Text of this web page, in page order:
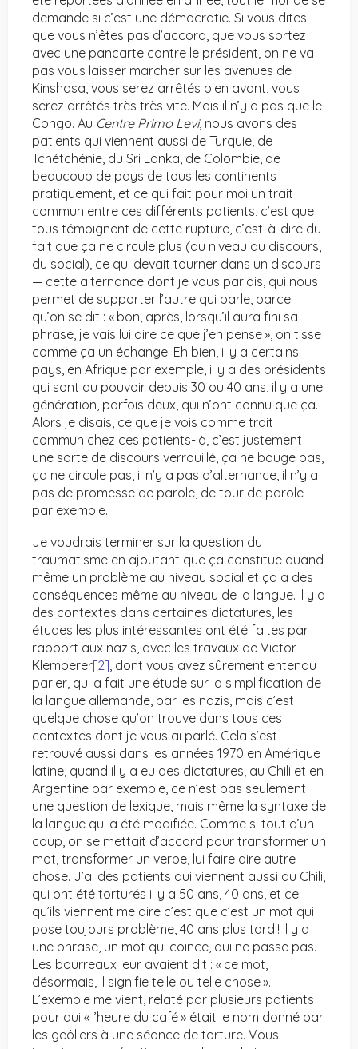
demande si c’est une démocratie. Si vous dites
que vous n’êtes pas d’accord, que vous sortez
avec une pancarte contre le président, on ne va
pas vous laisser marcher sur les avenues de
Kinshasa, vous serez arrêtés bien avant, vous
serez arrêtés très très vite. Mais il n’y a pas que le
Congo. Au Centre Primo Levi, nous avons des
patients qui viennent aussi de Turquie, de
Tchétchénie, du Sri Lanka, de Colombie, de
beaucoup de pays de tous les continents
pratiquement, et ce qui fait pour moi un trait
commun entre ces différents patients, c’est que
tous témoignent de cette rupture, c’est-à-dire du
fait que ça ne circule plus (au niveau du discours,
du social), ce qui devait tourner dans un discours
— cette alternance dont je vous parlais, qui nous
permet de supporter l’autre qui parle, parce
qu’on se dit : « bon, après, lorsqu’il aura fini sa
phrase, je vais lui dire ce que j’en pense », on tisse
comme ça un échange. Eh bien, il y a certains
pays, en Afrique par exemple, il y a des présidents
qui sont au pouvoir depuis 30 ou 40 ans, il y a une
génération, parfois deux, qui n’ont connu que ça.
Alors je disais, ce que je vois comme trait
commun chez ces patients-là, c’est justement
une sorte de discours verrouillé, ça ne bouge pas,
ça ne circule pas, il n’y a pas d’alternance, il n’y a
pas de promesse de parole, de tour de parole
par exemple.
Je voudrais terminer sur la question du
traumatisme en ajoutant que ça constitue quand
même un problème au niveau social et ça a des
conséquences même au niveau de la langue. Il y a
des contextes dans certaines dictatures, les
études les plus intéressantes ont été faites par
rapport aux nazis, avec les travaux de Victor
Klemperer[2], dont vous avez sûrement entendu
parler, qui a fait une étude sur la simplification de
la langue allemande, par les nazis, mais c’est
quelque chose qu’on trouve dans tous ces
contextes dont je vous ai parlé. Cela s’est
retrouvé aussi dans les années 1970 en Amérique
latine, quand il y a eu des dictatures, au Chili et en
Argentine par exemple, ce n’est pas seulement
une question de lexique, mais même la syntaxe de
la langue qui a été modifiée. Comme si tout d’un
coup, on se mettait d’accord pour transformer un
mot, transformer un verbe, lui faire dire autre
chose. J’ai des patients qui viennent aussi du Chili,
qui ont été torturés il y a 50 ans, 40 ans, et ce
qu’ils viennent me dire c’est que c’est un mot qui
pose toujours problème, 40 ans plus tard ! Il y a
une phrase, un mot qui coince, qui ne passe pas.
Les bourreaux leur avaient dit : « ce mot,
désormais, il signifie telle ou telle chose ».
L’exemple me vient, relaté par plusieurs patients
pour qui « l’heure du café » était le nom donné par
les geôliers à une séance de torture. Vous